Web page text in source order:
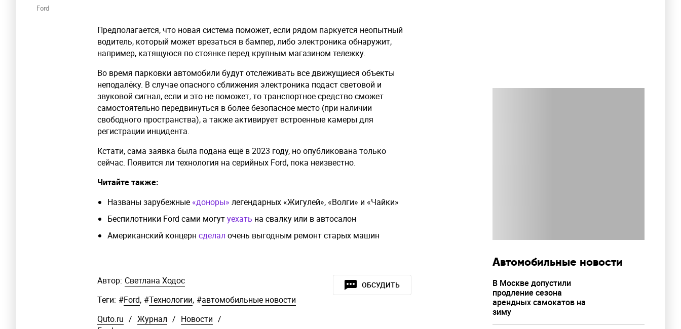
Ford
Предполагается, что новая система поможет, если рядом паркуется неопытный
водитель, который может врезаться в бампер, либо электроника обнаружит,
например, катящуюся по стоянке перед крупным магазином тележку.
Во время парковки автомобили будут отслеживать все движущиеся объекты
неподалёку. В случае опасного сближения электроника подаст световой и
звуковой сигнал, если и это не поможет, то транспортное средство сможет
самостоятельно передвинуться в более безопасное место (при наличии
свободного пространства), а также активирует встроенные камеры для
регистрации инцидента.
Кстати, сама заявка была подана ещё в 2023 году, но опубликована только
сейчас. Появится ли технология на серийных Ford, пока неизвестно.
Читайте также:
Названы зарубежные «доноры» легендарных «Жигулей», «Волги» и «Чайки»
Беспилотники Ford сами могутуехать на свалку или в автосалон
Американский концерн сделал очень выгодным ремонт старых машин
ОБСУДИТЬ
Автор: Светлана Ходос
Теги: #Ford, #Технологии, #автомобильные новости
Quto.ru / Журнал / Новости /
Автомобильные новости
В Москве допустили
продление сезона
арендных самокатов на
зиму